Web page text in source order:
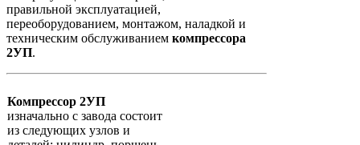
правильной эксплуатацией,
переоборудованием, монтажом, наладкой и
техническим обслуживанием компрессора
2УП.
Компрессор 2УП
изначально с завода состоит
из следующих узлов и